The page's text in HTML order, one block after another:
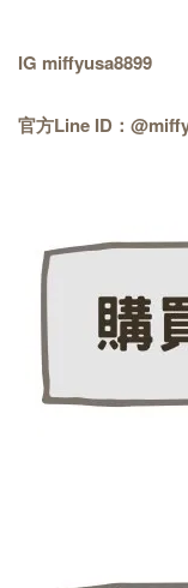
IG miffyusa8899
官方Line ID：